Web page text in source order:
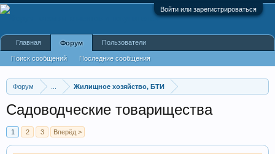
Войти или зарегистрироваться
Форум Жилищное хозяйство, БТИ
Садоводческие товарищества
1 2 3 Вперёд >
Главная Форум
Поиск сообщений Последние сообщения
Пользователи